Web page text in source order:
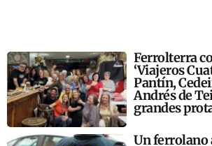
Ferrolterra
‘Viajeros
Pantín,
Andrés de
grandes
Un ferrolano